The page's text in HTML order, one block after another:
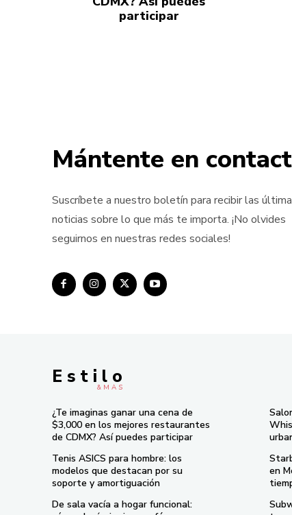
participar
Mántente en
Suscríbete a nuestro boletín para recibir las
noticias sobre lo que más te importa. ¡No olvides
seguirnos en nuestras redes sociales!
E s t i l o
& M À S
¿Te imaginas ganar una cena de
$3,000 en los mejores restaurantes
de CDMX? Así puedes participar
Tenis ASICS para hombre: los
modelos que destacan por su
soporte y amortiguación
De sala vacía a hogar funcional:
en